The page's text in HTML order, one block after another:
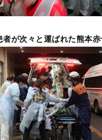
者が次々と運ばれた熊本